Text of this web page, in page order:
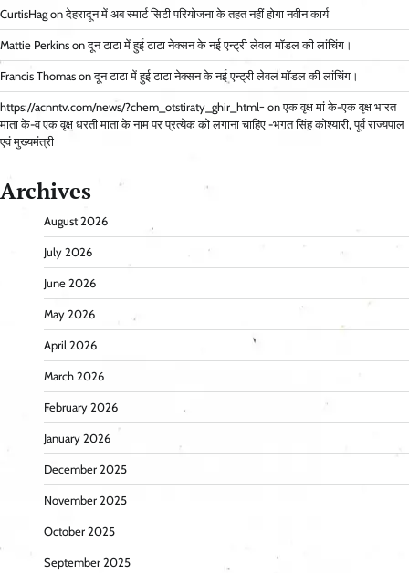
CurtisHag onदेहरादून में अब स्मार्ट सिटी परियोजना के तहत नहीं होगा नवीन कार्य
Mattie Perkins onदून टाटा में हुई टाटा नेक्सन के नई एन्ट्री लेवल मॉडल की लांचिंग।
Francis Thomas onदून टाटा में हुई टाटा नेक्सन के नई एन्ट्री लेवल मॉडल की लांचिंग।
https://acnntv.com/news/?chem_otstiraty_ghir_html= onएक वृक्ष मां के-एक वृक्ष भारत
माता के-व एक वृक्ष धरती माता के नाम पर प्रत्येक को लगाना चाहिए -भगत सिंह कोश्यारी, पूर्व राज्यपाल
एवं मुख्यमंत्री
Archives
August 2026
July 2026
June 2026
May 2026
April 2026
March 2026
February 2026
January 2026
December 2025
November 2025
October 2025
September 2025